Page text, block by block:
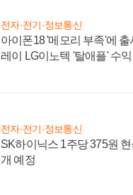
전자·전기·정보통신
아이폰18 '메모리 부족'에
레이 LG이노텍 '탈애플' 수
전자·전기·정보통신
SK하이닉스 1주당 375원
개 예정